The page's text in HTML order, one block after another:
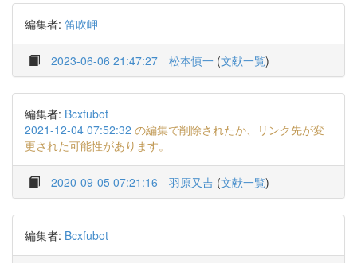
編集者: 笛吹岬
2023-06-06 21:47:27 松本慎一 (文献一覧)
編集者: Bcxfubot
2021-12-04 07:52:32 の編集で削除されたか、リンク先が変
更された可能性があります。
2020-09-05 07:21:16 羽原又吉 (文献一覧)
編集者: Bcxfubot